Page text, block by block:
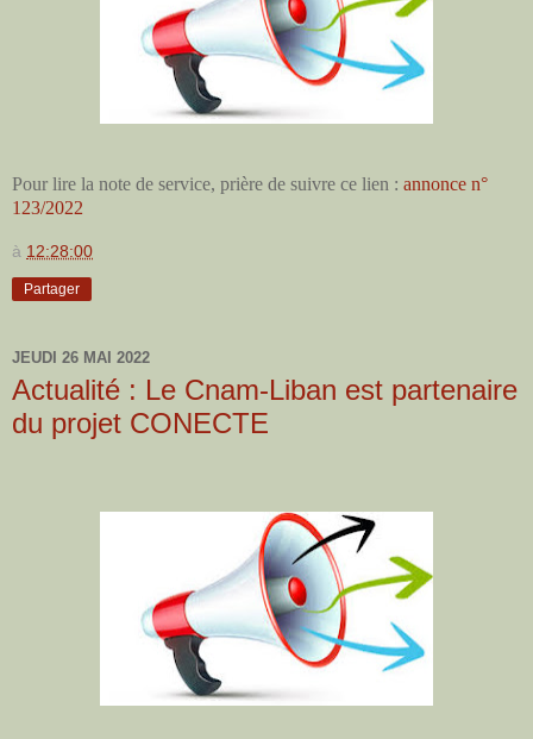
Pour lire la note de service, prière de suivre ce lien : annonce n°
123/2022
à 12:28:00
Partager
JEUDI 26 MAI 2022
Actualité : Le Cnam-Liban est partenaire
du projet CONECTE